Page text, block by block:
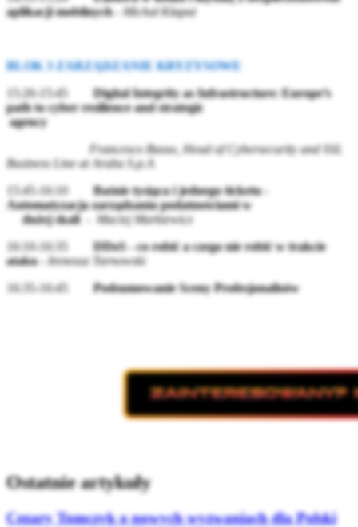
aplikacji mobilnych- Michał Kłaput
BLOK 3 ZARZĄDZANIE KRYZYSOWE
15:20-15:45
Digital Integrity as Infrastructure: Europe’s
path to cyber resilience and strategic
agency
Francesco Basso, Head of Cybersecurity and SSL
Business Line at Aruba S.p.A
15:45-16:10 Baśnie tysiąca i jednego ticketu -
Automatyzacja zarządzania podatnościami w
dużej skali
Maciej Markiewicz
16:10-16:35
DDoS - co robić a czego nie robić w trakcie
ataku-
Ireneusz Tarnowski
16:35-16:45 Podsumowanie Sceny Profesjonalisów
Ostatnie artykuły
Cezary Tomczyk o nowych wyzwaniach dla Polski